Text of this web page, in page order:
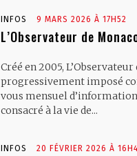
INFOS 9 MARS 2026 À 17H52
L’Observateur de
Créé en 2005, L’Observateur
progressivement imposé
vous mensuel d’information
consacré à la vie de...
INFOS 20 FÉVRIER 2026 À